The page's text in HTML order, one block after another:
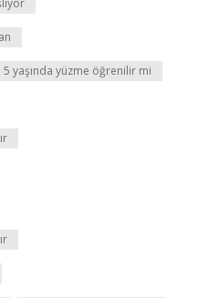
5 yaşında yüzme öğrenilir mi